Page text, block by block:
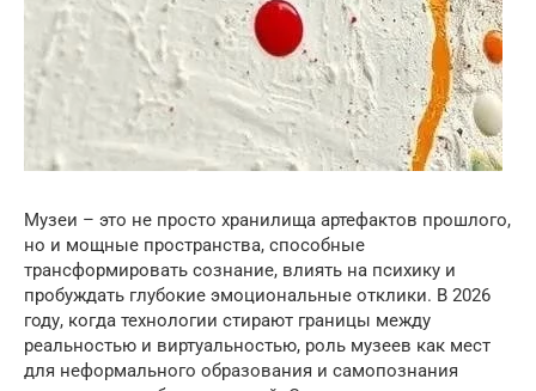
Музеи – это не просто хранилища артефактов прошлого,
но и мощные пространства, способные
трансформировать сознание, влиять на психику и
пробуждать глубокие эмоциональные отклики. В 2026
году, когда технологии стирают границы между
реальностью и виртуальностью, роль музеев как мест
для неформального образования и самопознания